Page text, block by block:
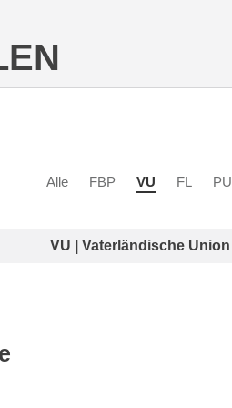
Alle FBP VU FL PU
VU | Vaterländische Union